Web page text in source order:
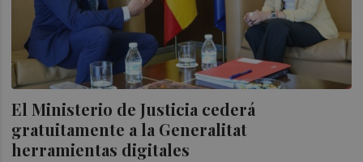
El Ministerio de Justicia cederá
gratuitamente a la Generalitat
herramientas digitales